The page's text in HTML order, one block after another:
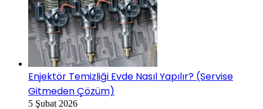
Enjektör Temizliği Evde Nasıl Yapılır? (Servise
Gitmeden Çözüm)
5 Şubat 2026